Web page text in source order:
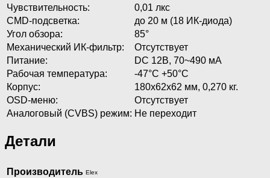
Чувствительность:
0,01 лкс
CMD-подсветка:
до 20 м (18 ИК-диода)
Угол обзора:
85°
Механический ИК-фильтр:
Отсутствует
Питание:
DC 12В, 70~490 мА
Рабочая температура:
-47°C +50°C
Корпус:
180x62x62 мм, 0,270 кг.
OSD-меню:
Отсутствует
Аналоговый (CVBS) режим: Не переходит
Детали
Производитель Elex